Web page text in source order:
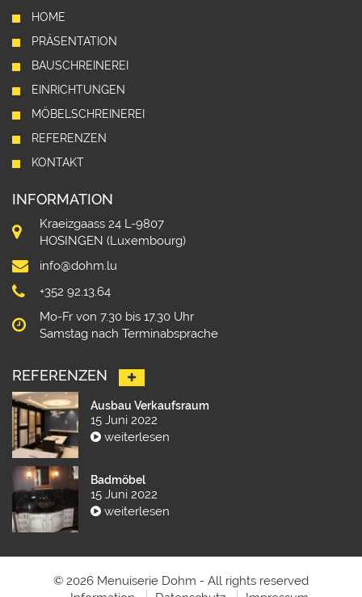
HOME
PRÄSENTATION
BAUSCHREINEREI
EINRICHTUNGEN
MÖBELSCHREINEREI
REFERENZEN
KONTAKT
INFORMATION
Kraeizgaass 24 L-9807
HOSINGEN (Luxembourg)
info@dohm.lu
+352 92.13.64
Mo-Fr von 7.30 bis 17.30 Uhr
Samstag nach Terminabsprache
REFERENZEN
Ausbau Verkaufsraum
15 Juni 2022
weiterlesen
Badmöbel
15 Juni 2022
weiterlesen
© 2026 Menuiserie Dohm - All rights reserved